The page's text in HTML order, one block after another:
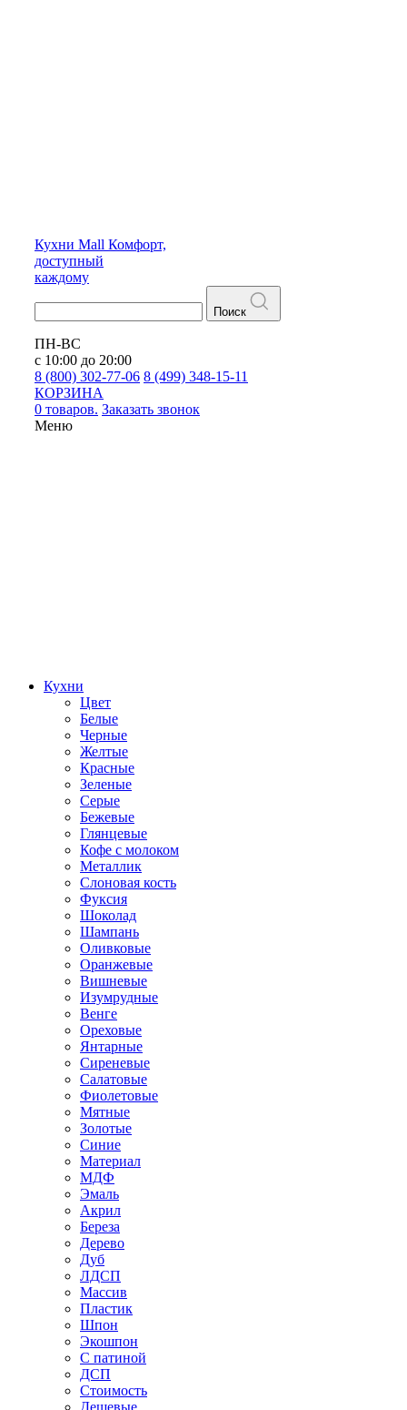
Кухни Mall Комфорт,
доступный
каждому
Поиск
ПН-ВС
с 10:00 до 20:00
8 (800) 302-77-06 8 (499) 348-15-11
КОРЗИНА
0 товаров. Заказать звонок
Меню
Кухни
Цвет
Белые
Черные
Желтые
Красные
Зеленые
Серые
Бежевые
Глянцевые
Кофе с молоком
Металлик
Слоновая кость
Фуксия
Шоколад
Шампань
Оливковые
Оранжевые
Вишневые
Изумрудные
Венге
Ореховые
Янтарные
Сиреневые
Салатовые
Фиолетовые
Мятные
Золотые
Синие
Материал
МДФ
Эмаль
Акрил
Береза
Дерево
Дуб
ЛДСП
Массив
Пластик
Шпон
Экошпон
С патиной
ДСП
Стоимость
Дешевые